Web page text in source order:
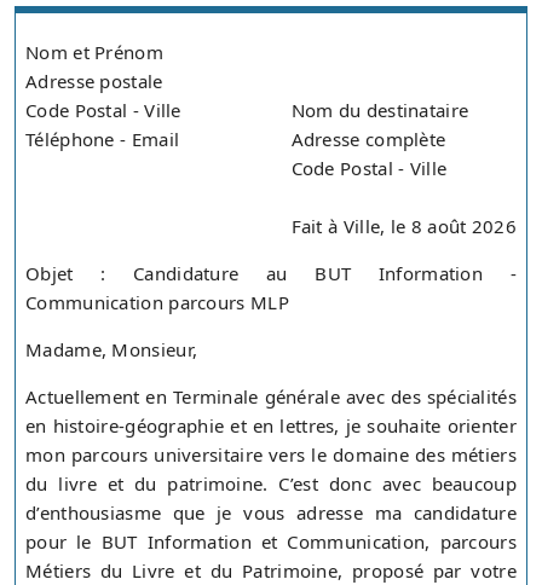
Nom et Prénom
Adresse postale
Code Postal - Ville
Téléphone - Email
Nom du destinataire
Adresse complète
Code Postal - Ville
Fait à Ville, le 8 août 2026
Objet : Candidature au BUT Information -
Communication parcours MLP
Madame, Monsieur,
Actuellement en Terminale générale avec des spécialités
en histoire-géographie et en lettres, je souhaite orienter
mon parcours universitaire vers le domaine des métiers
du livre et du patrimoine. C’est donc avec beaucoup
d’enthousiasme que je vous adresse ma candidature
pour le BUT Information et Communication, parcours
Métiers du Livre et du Patrimoine, proposé par votre